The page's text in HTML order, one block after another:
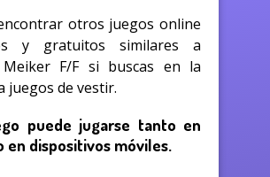
otros juegos online
y gratuitos similares a
F/F si buscas en la
juegos de vestir.
puede jugarse tanto en
en dispositivos móviles.